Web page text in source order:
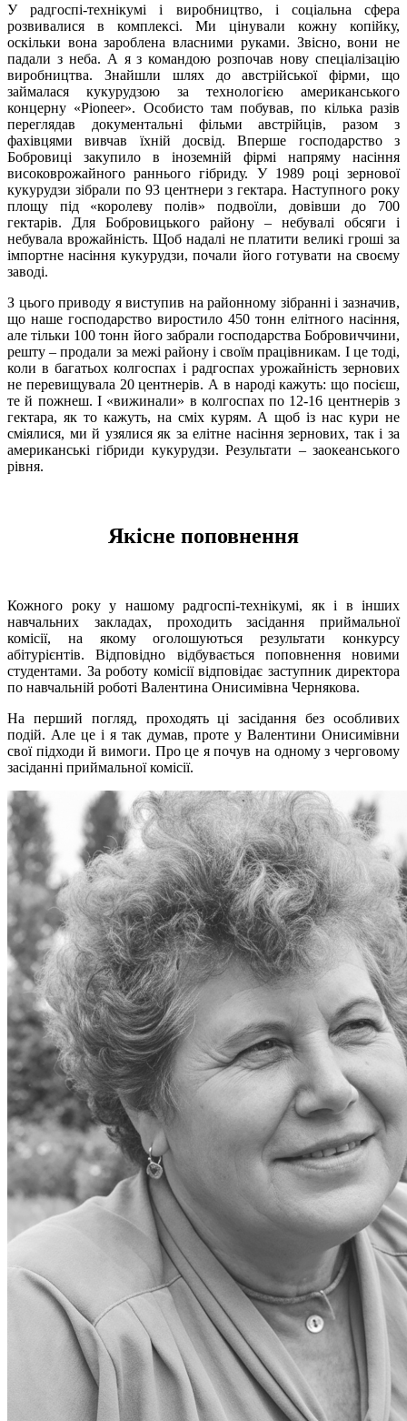
У радгоспі-технікумі і виробництво, і соціальна сфера
розвивалися в комплексі. Ми цінували кожну копійку,
оскільки вона зароблена власними руками. Звісно, вони не
падали з неба. А я з командою розпочав нову спеціалізацію
виробництва. Знайшли шлях до австрійської фірми, що
займалася кукурудзою за технологією американського
концерну «Pioneer». Особисто там побував, по кілька разів
переглядав документальні фільми австрійців, разом з
фахівцями вивчав їхній досвід. Вперше господарство з
Бобровиці закупило в іноземній фірмі напряму насіння
високоврожайного раннього гібриду. У 1989 році зернової
кукурудзи зібрали по 93 центнери з гектара. Наступного року
площу під «королеву полів» подвоїли, довівши до 700
гектарів. Для Бобровицького району – небувалі обсяги і
небувала врожайність. Щоб надалі не платити великі гроші за
імпортне насіння кукурудзи, почали його готувати на своєму
заводі.
З цього приводу я виступив на районному зібранні і зазначив,
що наше господарство виростило 450 тонн елітного насіння,
але тільки 100 тонн його забрали господарства Бобровиччини,
решту – продали за межі району і своїм працівникам. І це тоді,
коли в багатьох колгоспах і радгоспах урожайність зернових
не перевищувала 20 центнерів. А в народі кажуть: що посієш,
те й пожнеш. І «вижинали» в колгоспах по 12-16 центнерів з
гектара, як то кажуть, на сміх курям. А щоб із нас кури не
сміялися, ми й узялися як за елітне насіння зернових, так і за
американські гібриди кукурудзи. Результати – заокеанського
рівня.
Якісне поповнення
Кожного року у нашому радгоспі-технікумі, як і в інших
навчальних закладах, проходить засідання приймальної
комісії, на якому оголошуються результати конкурсу
абітурієнтів. Відповідно відбувається поповнення новими
студентами. За роботу комісії відповідає заступник директора
по навчальній роботі Валентина Онисимівна Чернякова.
На перший погляд, проходять ці засідання без особливих
подій. Але це і я так думав, проте у Валентини Онисимівни
свої підходи й вимоги. Про це я почув на одному з черговому
засіданні приймальної комісії.